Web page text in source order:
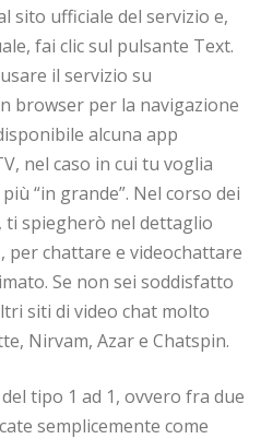
sito ufficiale del servizio e,
fai clic sul pulsante Text.
il servizio su
browser per la navigazione
alcuna app
nel caso in cui tu voglia
“in grande”. Nel corso dei
spiegherò nel dettaglio
per chattare e videochattare
Se non sei soddisfatto
siti di video chat molto
Nirvam, Azar e Chatspin.
tipo 1 ad 1, ovvero fra due
semplicemente come